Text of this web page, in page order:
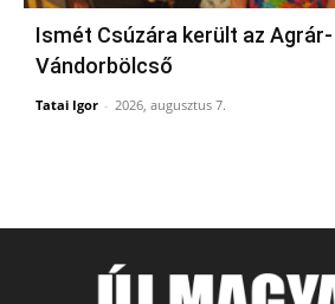
Ismét Csúzára került az Agrár-
Vándorbölcső
Tatai Igor - 2026, augusztus 7.